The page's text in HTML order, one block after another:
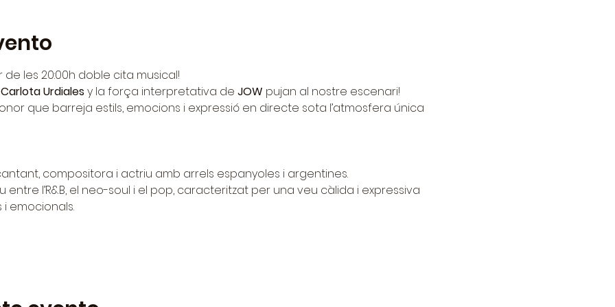
les 20:00h doble cita musical!
Carlota Urdiales y la força interpretativa de JOW pujan al nostre escenari!
que barreja estils, emocions i expressió en directe sota l’atmosfera única
compositora i actriu amb arrels espanyoles i argentines.
entre l’R&B, el neo-soul i el pop, caracteritzat per una veu càlida i expressiva
emocionals.